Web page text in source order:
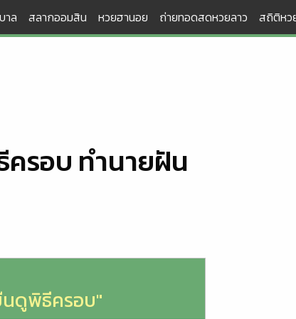
าล สลากออมสิน หวยฮานอย ถ่ายทอดสดหวยลาว สถิติหว
รอบ ทำนายฝัน
ดูพิธีครอบ"